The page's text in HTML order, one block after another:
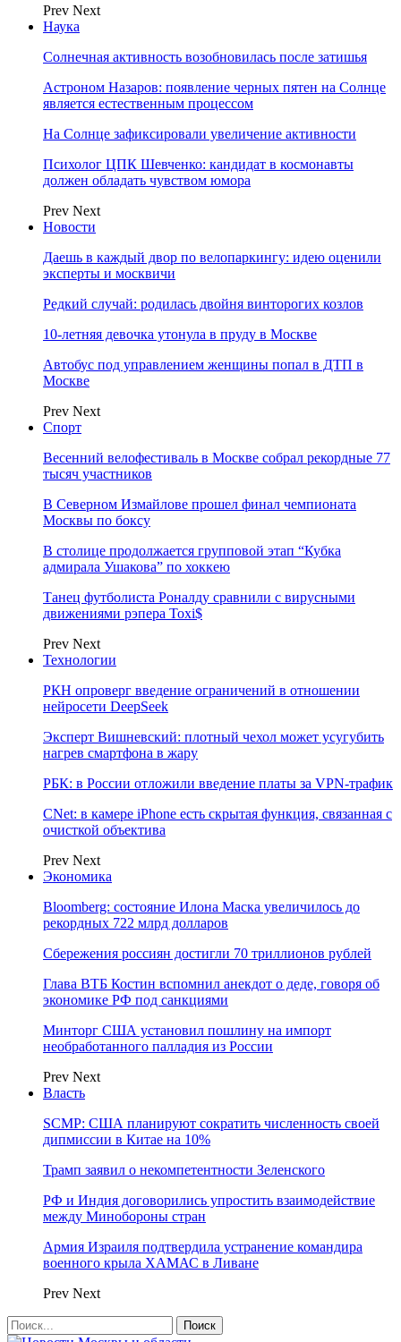
Prev Next
Наука
Солнечная активность возобновилась после затишья
Астроном Назаров: появление черных пятен на Солнце
является естественным процессом
На Солнце зафиксировали увеличение активности
Психолог ЦПК Шевченко: кандидат в космонавты
должен обладать чувством юмора
Prev Next
Новости
Даешь в каждый двор по велопаркингу: идею оценили
эксперты и москвичи
Редкий случай: родилась двойня винторогих козлов
10-летняя девочка утонула в пруду в Москве
Автобус под управлением женщины попал в ДТП в
Москве
Prev Next
Спорт
Весенний велофестиваль в Москве собрал рекордные 77
тысяч участников
В Северном Измайлове прошел финал чемпионата
Москвы по боксу
В столице продолжается групповой этап “Кубка
адмирала Ушакова” по хоккею
Танец футболиста Роналду сравнили с вирусными
движениями рэпера Toxi$
Prev Next
Технологии
РКН опроверг введение ограничений в отношении
нейросети DeepSeek
Эксперт Вишневский: плотный чехол может усугубить
нагрев смартфона в жару
РБК: в России отложили введение платы за VPN-трафик
CNet: в камере iPhone есть скрытая функция, связанная с
очисткой объектива
Prev Next
Экономика
Bloomberg: состояние Илона Маска увеличилось до
рекордных 722 млрд долларов
Сбережения россиян достигли 70 триллионов рублей
Глава ВТБ Костин вспомнил анекдот о деде, говоря об
экономике РФ под санкциями
Минторг США установил пошлину на импорт
необработанного палладия из России
Prev Next
Власть
SCMP: США планируют сократить численность своей
дипмиссии в Китае на 10%
Трамп заявил о некомпетентности Зеленского
РФ и Индия договорились упростить взаимодействие
между Минобороны стран
Армия Израиля подтвердила устранение командира
военного крыла ХАМАС в Ливане
Prev Next